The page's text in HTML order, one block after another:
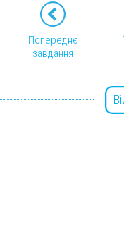
Попереднє
завдання